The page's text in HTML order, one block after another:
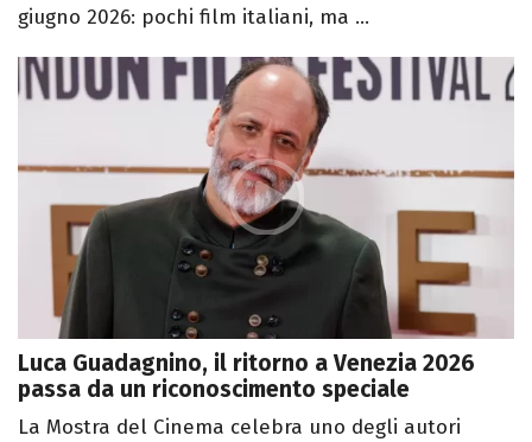
giugno 2026: pochi film italiani, ma ...
Luca Guadagnino, il ritorno a Venezia 2026
passa da un riconoscimento speciale
La Mostra del Cinema celebra uno degli autori